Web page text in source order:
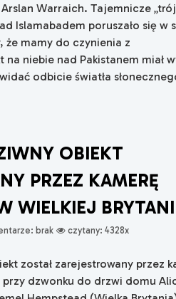
Warraich. Tajemnicze
Islamabadem poruszało się w
że mamy do czynienia z
niebie nad Pakistanem miał
odbicie światła
OBIEKT
PRZEZ KAMERĘ
WIELKIEJ
brak czytany: 4328x
został zarejestrowany przez
przy dzwonku do drzwi domu